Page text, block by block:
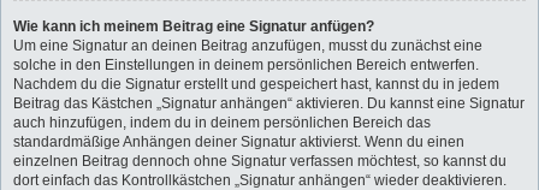
Wie kann ich meinem Beitrag eine Signatur anfügen?
Um eine Signatur an deinen Beitrag anzufügen, musst du zunächst eine
solche in den Einstellungen in deinem persönlichen Bereich entwerfen.
Nachdem du die Signatur erstellt und gespeichert hast, kannst du in jedem
Beitrag das Kästchen „Signatur anhängen“ aktivieren. Du kannst eine Signatur
auch hinzufügen, indem du in deinem persönlichen Bereich das
standardmäßige Anhängen deiner Signatur aktivierst. Wenn du einen
einzelnen Beitrag dennoch ohne Signatur verfassen möchtest, so kannst du
dort einfach das Kontrollkästchen „Signatur anhängen“ wieder deaktivieren.